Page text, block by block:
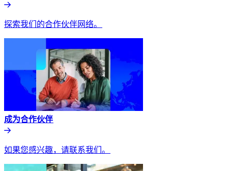
探索我们的合作伙伴网络。​​
成为合作伙伴​​
如果您感兴趣，请联系我们。​​